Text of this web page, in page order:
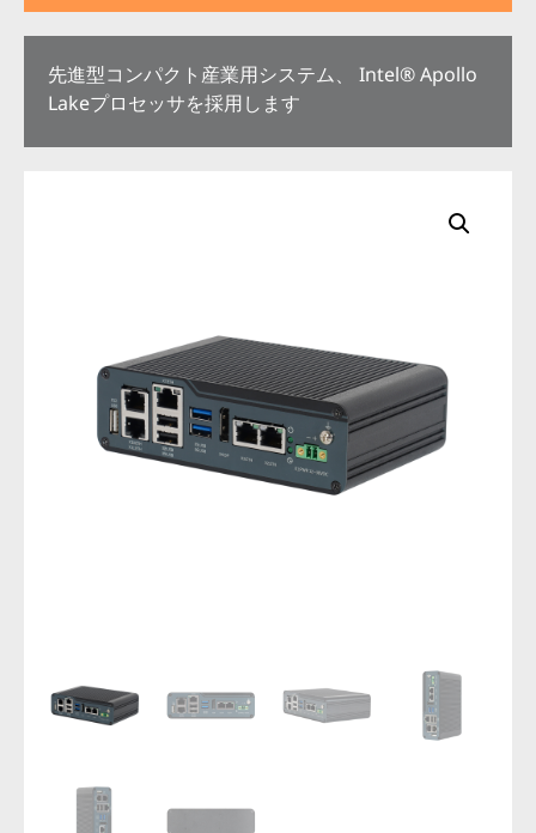
先進型コンパクト産業用システム、 Intel® Apollo
Lakeプロセッサを採用します